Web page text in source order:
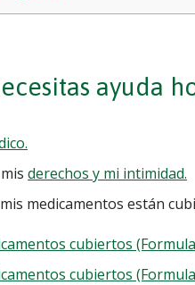
ayuda
derechos y mi intimidad.
medicamentos están
cubiertos
cubiertos